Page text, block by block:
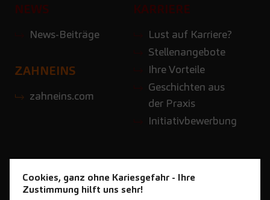
NEWS
News-Beiträge
KARRIERE
Lust auf Karriere?
Stellenangebote
Ihre Vorteile
Geschichten aus
der Praxis
Initiativbewerbung
ZAHNEINS
zahneins.com
Cookies, ganz ohne Kariesgefahr - Ihre
Zustimmung hilft uns sehr!